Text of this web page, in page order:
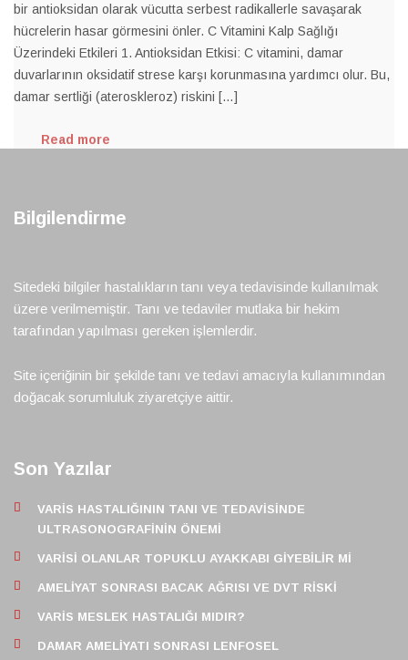
bir antioksidan olarak vücutta serbest radikallerle savaşarak
hücrelerin hasar görmesini önler. C Vitamini Kalp Sağlığı
Üzerindeki Etkileri 1. Antioksidan Etkisi: C vitamini, damar
duvarlarının oksidatif strese karşı korunmasına yardımcı olur. Bu,
damar sertliği (ateroskleroz) riskini […]
Read more
Bilgilendirme
Sitedeki bilgiler hastalıkların tanı veya tedavisinde kullanılmak
üzere verilmemiştir. Tanı ve tedaviler mutlaka bir hekim
tarafından yapılması gereken işlemlerdir.
Site içeriğinin bir şekilde tanı ve tedavi amacıyla kullanımından
doğacak sorumluluk ziyaretçiye aittir.
Son Yazılar
VARIS HASTALIĞININ TANI VE TEDAVISINDE
ULTRASONOGRAFININ ÖNEMI
VARISI OLANLAR TOPUKLU AYAKKABI GIYEBILIR MI
AMELIYAT SONRASI BACAK AĞRISI VE DVT RISKI
VARIS MESLEK HASTALIĞI MIDIR?
DAMAR AMELIYATI SONRASI LENFOSEL